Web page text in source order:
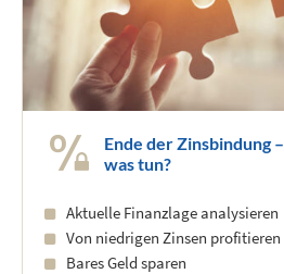
Ende der Zinsbindung –
was tun?
Aktuelle Finanzlage analysieren
Von niedrigen Zinsen profitieren
Bares Geld sparen